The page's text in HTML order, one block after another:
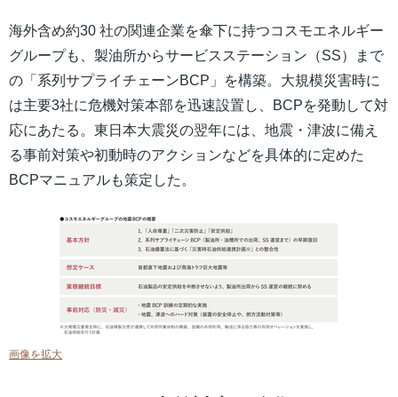
海外含め約30 社の関連企業を傘下に持つコスモエネルギー
グループも、製油所からサービスステーション（SS）まで
の「系列サプライチェーンBCP」を構築。大規模災害時に
は主要3社に危機対策本部を迅速設置し、BCPを発動して対
応にあたる。東日本大震災の翌年には、地震・津波に備え
る事前対策や初動時のアクションなどを具体的に定めた
BCPマニュアルも策定した。
画像を拡大